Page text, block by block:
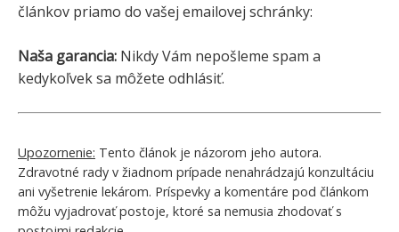
článkov priamo do vašej emailovej schránky:
Naša garancia: Nikdy Vám nepošleme spam a
kedykoľvek sa môžete odhlásiť.
Upozornenie: Tento článok je názorom jeho autora.
Zdravotné rady v žiadnom prípade nenahrádzajú konzultáciu
ani vyšetrenie lekárom. Príspevky a komentáre pod článkom
môžu vyjadrovať postoje, ktoré sa nemusia zhodovať s